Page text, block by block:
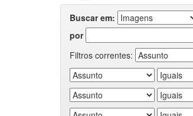
Buscar em:
por
Filtros correntes: